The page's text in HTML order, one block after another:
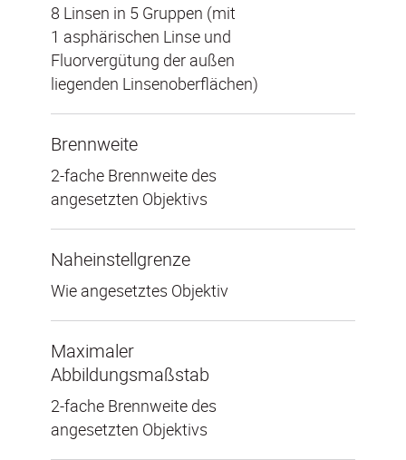
8 Linsen in 5 Gruppen (mit
1 asphärischen Linse und
Fluorvergütung der außen
liegenden Linsenoberflächen)
Brennweite
2-fache Brennweite des
angesetzten Objektivs
Naheinstellgrenze
Wie angesetztes Objektiv
Maximaler
Abbildungsmaßstab
2-fache Brennweite des
angesetzten Objektivs